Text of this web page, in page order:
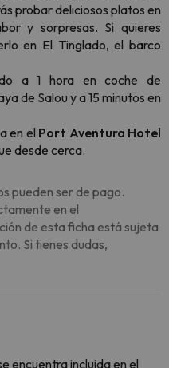
probar deliciosos platos en
y sorpresas. Si quieres
en El Tinglado, el barco
a 1 hora en coche de
de Salou y a 15 minutos en
en el Port Aventura Hotel
desde cerca.
pueden ser de pago.
en el
de esta ficha está sujeta
Si tienes dudas,
encuentra incluida en el